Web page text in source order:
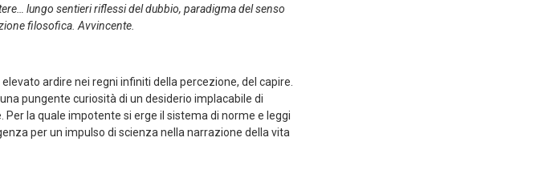
lungo sentieri riflessi del dubbio, paradigma del senso
filosofica. Avvincente.
ardire nei regni infiniti della percezione, del capire.
pungente curiosità di un desiderio implacabile di
la quale impotente si erge il sistema di norme e leggi
per un impulso di scienza nella narrazione della vita